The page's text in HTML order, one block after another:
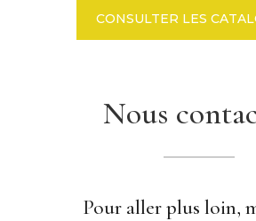
CONSULTER LES
Nous
Pour aller plus loin,